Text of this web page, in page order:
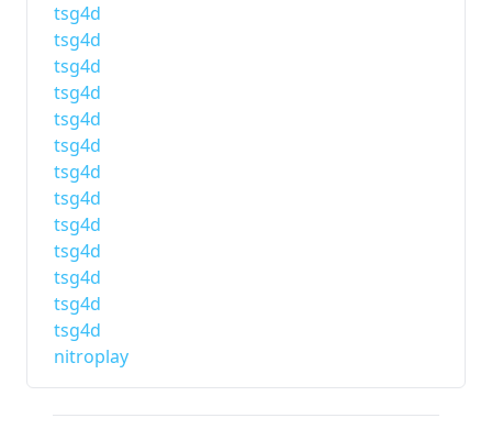
tsg4d
tsg4d
tsg4d
tsg4d
tsg4d
tsg4d
tsg4d
tsg4d
tsg4d
tsg4d
tsg4d
tsg4d
tsg4d
nitroplay